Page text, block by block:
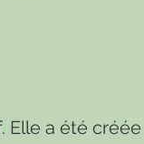
Elle a été créée